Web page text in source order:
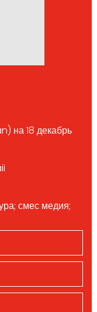
на 18 декабрь
смес медия;